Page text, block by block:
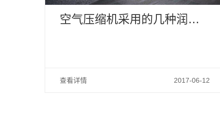
空气压缩机采用的几种润滑
查看详情 2017-06-12